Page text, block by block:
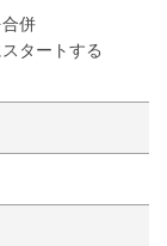
併
タートする